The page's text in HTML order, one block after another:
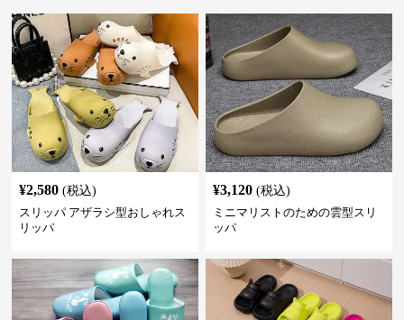
¥2,580 (税込)
スリッパ アザラシ型おしゃれス
リッパ
¥3,120 (税込)
ミニマリストのための雲型スリ
ッパ